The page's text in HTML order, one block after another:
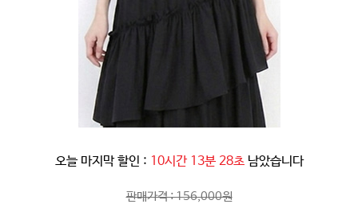
오늘 마지막 할인 : 10시간 13분 25초 남았습니다
판매가격 : 156,000원